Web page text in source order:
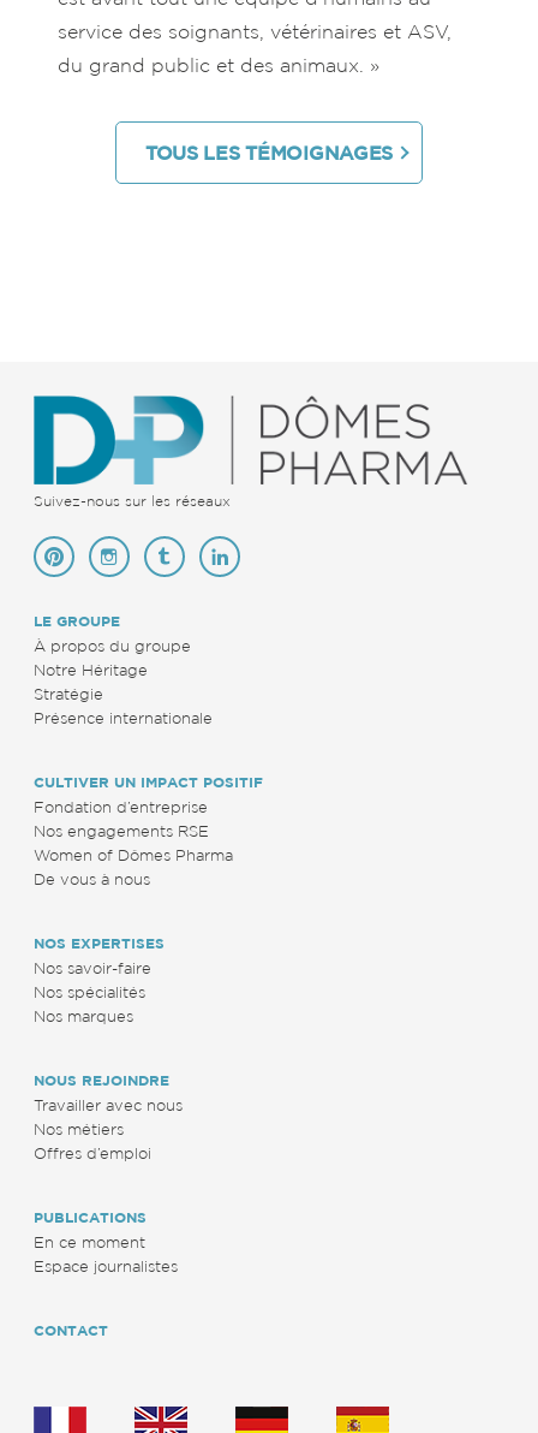
service des soignants, vétérinaires et ASV,
du grand public et des animaux. »
TOUS LES TÉMOIGNAGES
Suivez-nous sur les réseaux
LE GROUPE
À propos du groupe
Notre Héritage
Stratégie
Présence internationale
CULTIVER UN IMPACT POSITIF
Fondation d’entreprise
Nos engagements RSE
Women of Dômes Pharma
De vous à nous
NOS EXPERTISES
Nos savoir-faire
Nos spécialités
Nos marques
NOUS REJOINDRE
Travailler avec nous
Nos métiers
Offres d’emploi
PUBLICATIONS
En ce moment
Espace journalistes
CONTACT